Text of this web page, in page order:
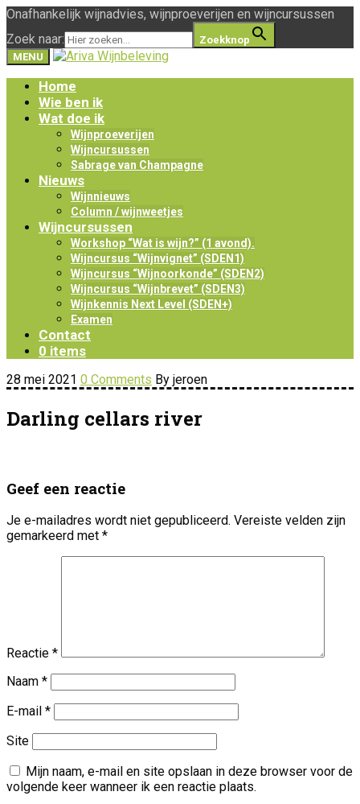
Onafhankelijk wijnadvies, wijnproeverijen en wijncursussen
Zoek naar:
Zoekknop
MENU
Home
Wie ben ik
Wat doe ik
Wijnproeverijen
Wijncursussen
Sabrage van Champagne
Nieuws
Wijnnieuws
Column / wijnweetjes
Wijncursussen
Workshop “Wat is wijn?” (1 avond).
Wijncursus “Wijnvignet” (SDEN1)
Wijncursus “Wijnoorkonde” (SDEN2)
Wijncursus “Wijnbrevet” (SDEN3)
Wijnkennis Next Level (SDEN+)
Examen
Contact
0 items
28 mei 2021 0 Comments By jeroen
Darling cellars river
Geef een reactie
Je e-mailadres wordt niet gepubliceerd. Vereiste velden zijn
gemarkeerd met *
Reactie *
Naam *
E-mail *
Site
Mijn naam, e-mail en site opslaan in deze browser voor de
volgende keer wanneer ik een reactie plaats.